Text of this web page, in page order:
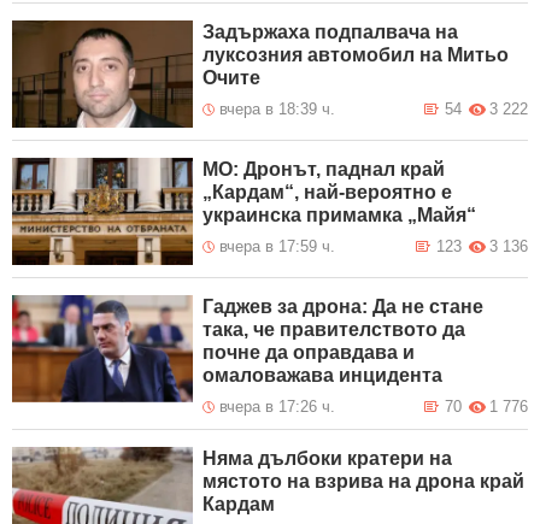
Задържаха подпалвача на
луксозния автомобил на Митьо
Очите
вчера в 18:39 ч. 3 222
54
МО: Дронът, паднал край
„Кардам“, най-вероятно е
украинска примамка „Майя“
вчера в 17:59 ч. 3 136
123
Гаджев за дрона: Да не стане
така, че правителството да
почне да оправдава и
омаловажава инцидента
вчера в 17:26 ч. 1 776
70
Няма дълбоки кратери на
мястото на взрива на дрона край
Кардам